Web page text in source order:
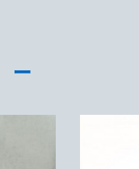
ー